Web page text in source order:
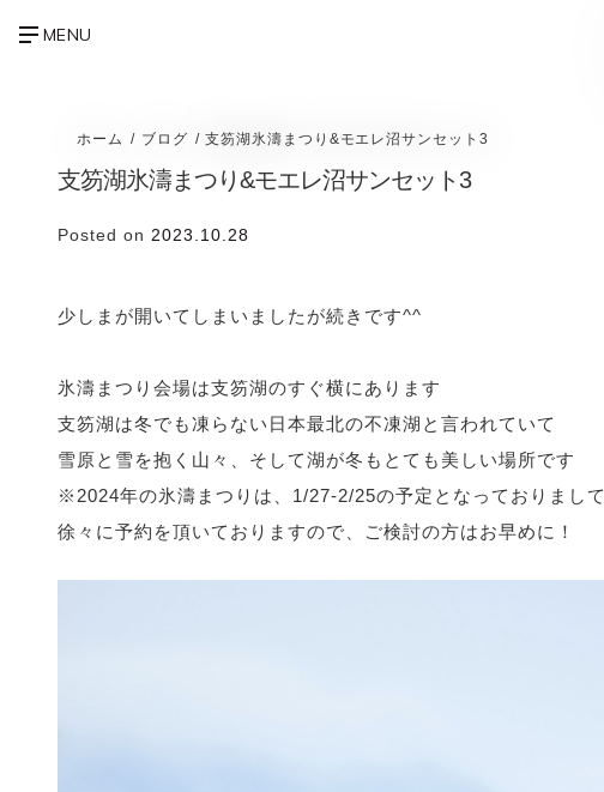
ホーム ブログ 支笏湖氷濤まつり&モエレ沼サンセット3
支笏湖氷濤まつり&モエレ沼サンセット3
Posted on 2023.10.28
少しまが開いてしまいましたが続きです^^
氷濤まつり会場は支笏湖のすぐ横にあります
支笏湖は冬でも凍らない日本最北の不凍湖と言われていて
雪原と雪を抱く山々、そして湖が冬もとても美しい場所です
※2024年の氷濤まつりは、1/27-2/25の予定となっておりまして
徐々に予約を頂いておりますので、ご検討の方はお早めに！